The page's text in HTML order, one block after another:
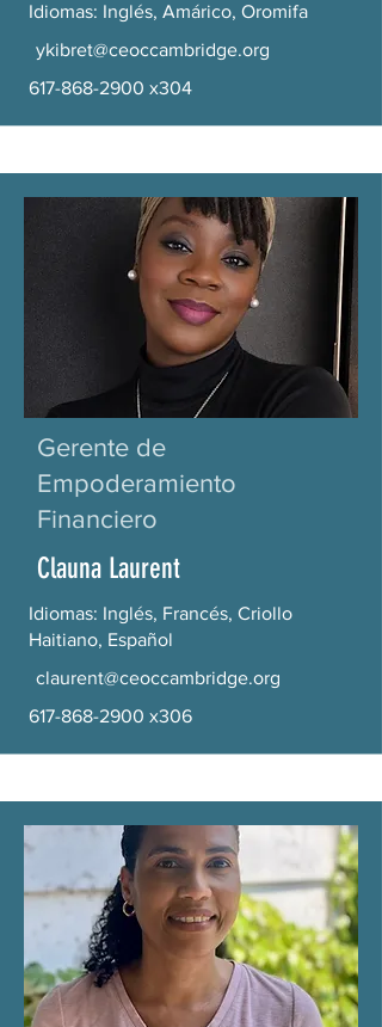
Idiomas: Inglés, Amárico, Oromifa
ykibret@ceoccambridge.org
617-868-2900 x304
Gerente de
Empoderamiento
Financiero
Clauna Laurent
Idiomas: Inglés, Francés, Criollo
Haitiano, Español
claurent@ceoccambridge.org
617-868-2900 x306